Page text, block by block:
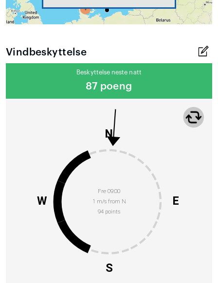
Vindbeskyttelse
Beskyttelse neste natt
87 poeng
Fre 09:00
1 m/s from N
94 points
N
E
S
W